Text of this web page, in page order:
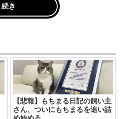
続き
【悲報】もちまる日記の飼い主
さん、ついにもちまるを追い詰